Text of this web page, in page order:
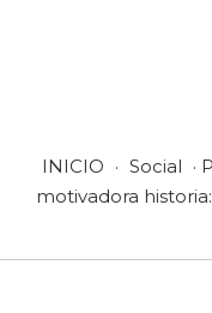
INICIO · Social ·
motivadora